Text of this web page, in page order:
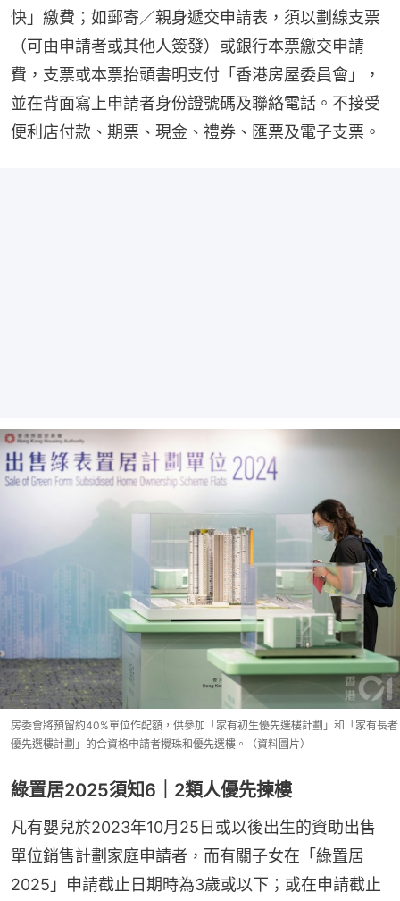
快」繳費；如郵寄／親身遞交申請表，須以劃線支票
（可由申請者或其他人簽發）或銀行本票繳交申請
費，支票或本票抬頭書明支付「香港房屋委員會」，
並在背面寫上申請者身份證號碼及聯絡電話。不接受
便利店付款、期票、現金、禮券、匯票及電子支票。
房委會將預留約40%單位作配額，供參加「家有初生優先選樓計劃」和「家有長者
優先選樓計劃」的合資格申請者攪珠和優先選樓。（資料圖片）
綠置居2025須知6｜2類人優先揀樓
凡有嬰兒於2023年10月25日或以後出生的資助出售
單位銷售計劃家庭申請者，而有關子女在「綠置居
2025」申請截止日期時為3歲或以下；或在申請截止